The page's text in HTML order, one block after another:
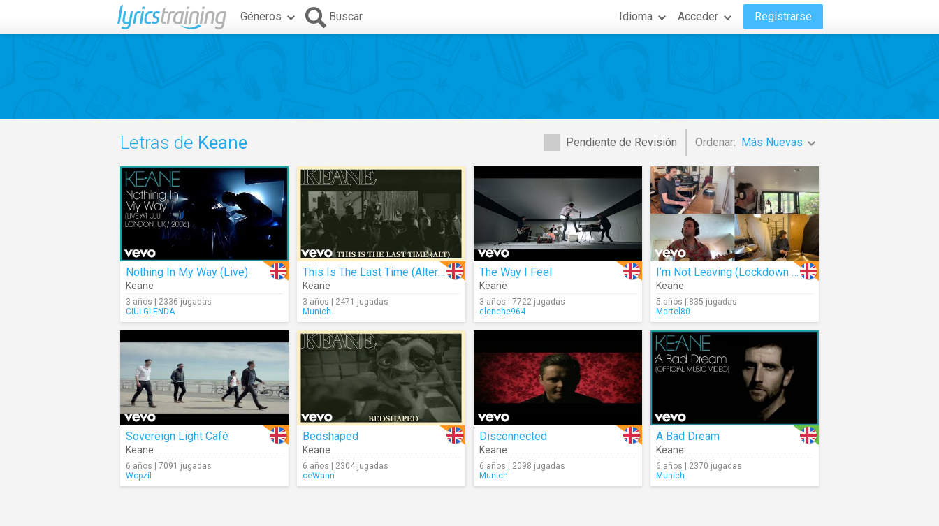
Géneros Buscar Idioma Acceder Registrarse
Pendiente de Revisión Ordenar: Más Nuevas
Letras de Keane
Nothing In My Way (Live)
Keane
3 años | 2336 jugadas
CIULGLENDA
This Is The Last Time (Alternate Version)
Keane
3 años | 2471 jugadas
Munich
The Way I Feel
Keane
3 años | 7722 jugadas
elenche964
I’m Not Leaving (Lockdown Version)
Keane
5 años | 835 jugadas
Martel80
Sovereign Light Café
Keane
6 años | 7091 jugadas
Wopzil
Bedshaped
Keane
6 años | 2304 jugadas
ceWann
Disconnected
Keane
6 años | 2098 jugadas
Munich
A Bad Dream
Keane
6 años | 2370 jugadas
Munich